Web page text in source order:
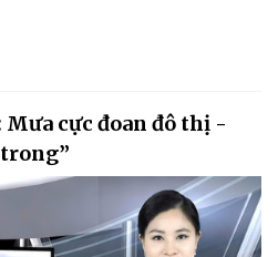
cực đoan đô thị -